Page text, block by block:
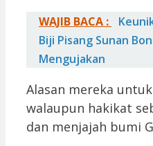
WAJIB BACA :
Biji Pisang Sunan
Mengujakan
Alasan mereka
walaupun hakikat
dan menjajah bumi